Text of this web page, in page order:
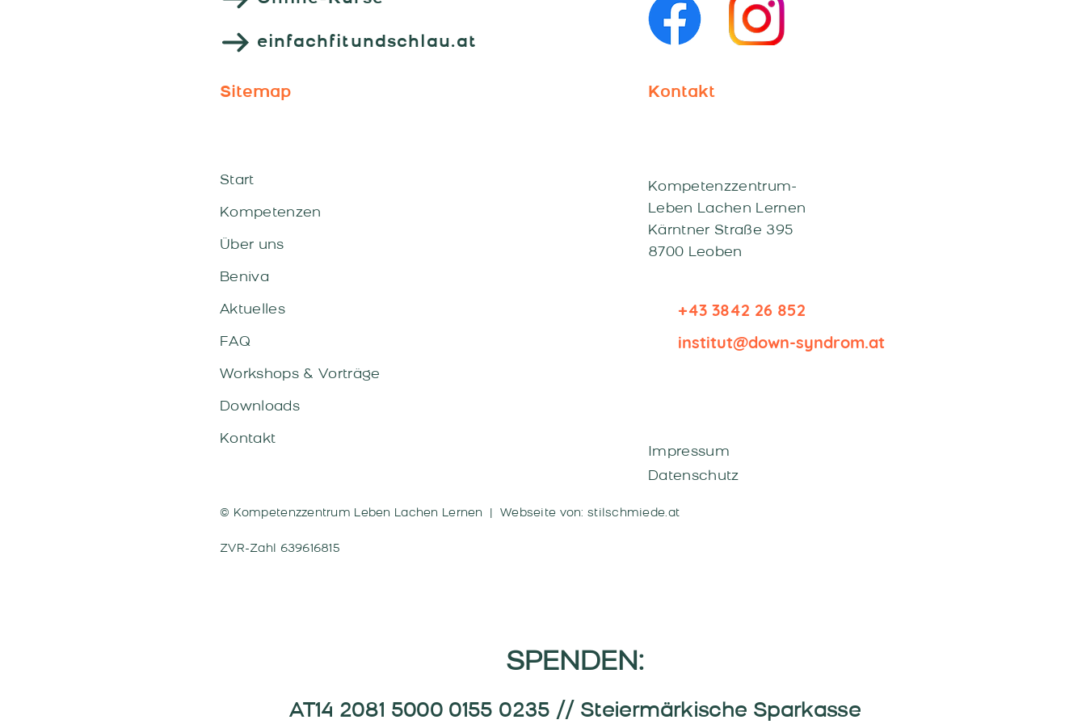
einfachfitundschlau.at
Sitemap
Start
Kompetenzen
Über uns
Beniva
Aktuelles
FAQ
Workshops & Vorträge
Downloads
Kontakt
Kontakt
Kompetenzzentrum-
Leben Lachen Lernen
Kärntner Straße 395
8700 Leoben
+43 3842 26 852
institut@down-syndrom.at
Impressum
Datenschutz
© Kompetenzzentrum Leben Lachen Lernen |Webseite von: stilschmiede.at
ZVR-Zahl 639616815
SPENDEN:
AT14 2081 5000 0155 0235 // Steiermärkische Sparkasse